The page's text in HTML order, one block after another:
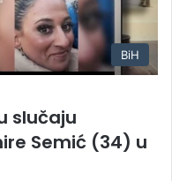
BiH
slučaju
Semić (34) u